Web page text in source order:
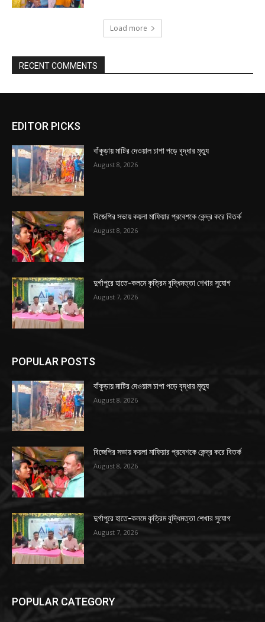
Load more
RECENT COMMENTS
EDITOR PICKS
বাঁকুড়ায় মাটির দেওয়াল চাপা পড়ে বৃদ্ধার মৃত্যু
August 8, 2026
বিজেপির সভায় কয়লা মাফিয়ার প্রবেশকে কেন্দ্র করে বিতর্ক
August 8, 2026
দুর্গাপুরে হাতে-কলমে কৃত্রিম বুদ্ধিমত্তা শেখার সুযোগ
August 7, 2026
POPULAR POSTS
বাঁকুড়ায় মাটির দেওয়াল চাপা পড়ে বৃদ্ধার মৃত্যু
August 8, 2026
বিজেপির সভায় কয়লা মাফিয়ার প্রবেশকে কেন্দ্র করে বিতর্ক
August 8, 2026
দুর্গাপুরে হাতে-কলমে কৃত্রিম বুদ্ধিমত্তা শেখার সুযোগ
August 7, 2026
POPULAR CATEGORY